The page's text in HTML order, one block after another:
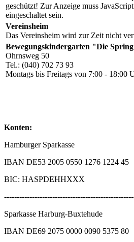
geschützt! Zur Anzeige muss JavaScript
eingeschaltet sein.
Vereinsheim
Das Vereinsheim wird zur Zeit nicht
Bewegungskindergarten "Die
Ohrnsweg 50
Tel.: (040) 702 73 93
Montags bis Freitags von 7:00 - 18:00
Konten:
Hamburger Sparkasse
IBAN DE53 2005 0550 1276 1224 45
BIC: HASPDEHHXXX
Sparkasse Harburg-Buxtehude
IBAN DE69 2075 0000 0090 5375 80